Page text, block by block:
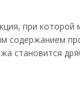
при которой
становится